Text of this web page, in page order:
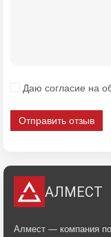
Даю согласие на
Отправить отзыв
АЛМЕСТ
Алмест — компания по